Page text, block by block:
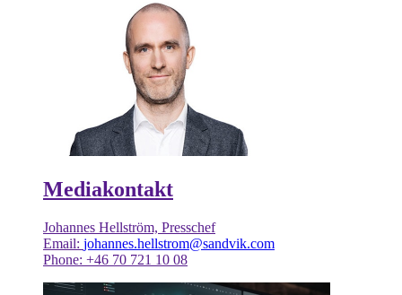
Mediakontakt
Johannes Hellström, Presschef
Email: johannes.hellstrom@sandvik.com
Phone: +46 70 721 10 08